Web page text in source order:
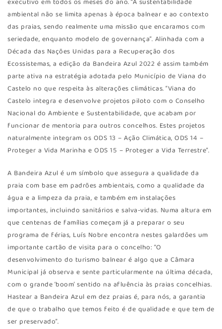
executivo em todos os meses do ano. “A sustentabilidade
ambiental não se limita apenas à época balnear e ao contexto
das praias, sendo realmente uma missão que encaramos com
seriedade, enquanto modelo de governança”. Alinhada com a
Década das Nações Unidas para a Recuperação dos
Ecossistemas, a edição da Bandeira Azul 2022 é assim também
parte ativa na estratégia adotada pelo Município de Viana do
Castelo no que respeita às alterações climáticas. “Viana do
Castelo integra e desenvolve projetos piloto com o Conselho
Nacional do Ambiente e Sustentabilidade, que acabam por
funcionar de mentoria para outros concelhos. Estes projetos
naturalmente integram os ODS 13 – Ação Climática, ODS 14 –
Proteger a Vida Marinha e ODS 15 – Proteger a Vida Terrestre”.
A Bandeira Azul é um símbolo que assegura a qualidade da
praia com base em padrões ambientais, como a qualidade da
água e a limpeza da praia, e também em instalações
importantes, incluindo sanitários e salva-vidas. Numa altura em
que centenas de famílias começam já a preparar o seu
programa de férias, Luís Nobre encontra nestes galardões um
importante cartão de visita para o concelho: “O
desenvolvimento do turismo balnear é algo que a Câmara
Municipal já observa e sente particularmente na última década,
com o grande ‘boom’ sentido na afluência às praias concelhias.
Hastear a Bandeira Azul em dez praias é, para nós, a garantia
de que o trabalho que temos feito é de qualidade e que tem de
ser preservado”.